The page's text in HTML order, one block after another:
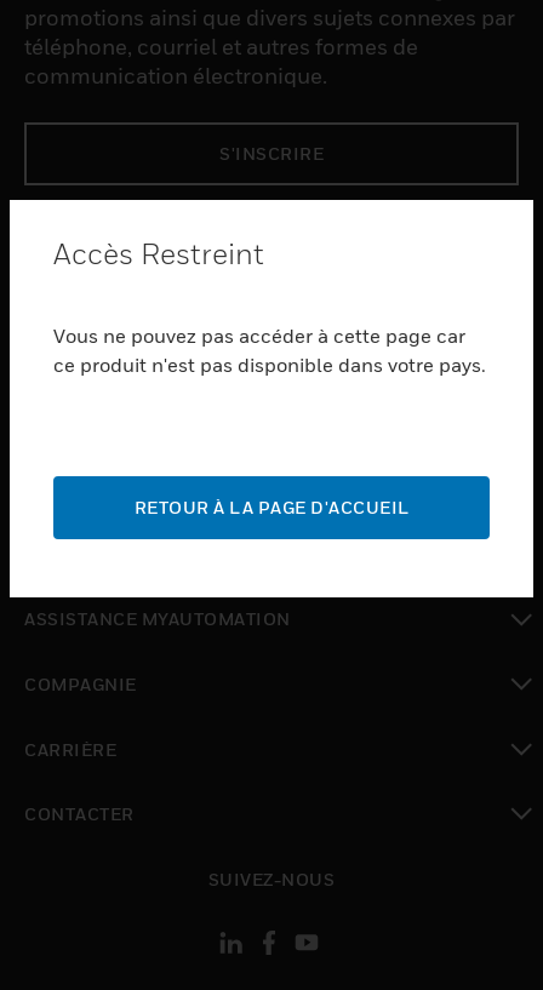
promotions ainsi que divers sujets connexes par
téléphone, courriel et autres formes de
communication électronique.
S'INSCRIRE
toggle view
SERVICES
toggle view
toggle view
toggle view
ASSISTANCE MYAUTOMATION
COMPAGNIE
CARRIÈRE
CONTACTER
SUIVEZ-NOUS
Accès Restreint
Vous ne pouvez pas accéder à cette page car
ce produit n'est pas disponible dans votre pays.
RETOUR À LA PAGE D'ACCUEIL